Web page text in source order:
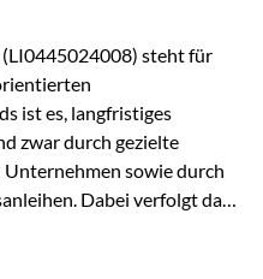
steht für
ist es, langfristiges
zwar durch gezielte
sowie durch
Dabei verfolgt das
sondern die